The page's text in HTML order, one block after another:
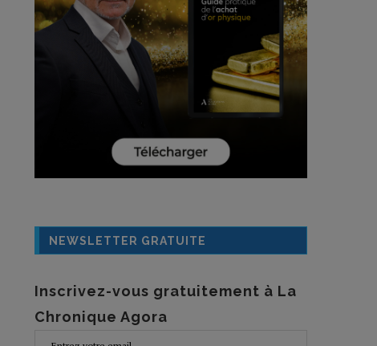
NEWSLETTER GRATUITE
Inscrivez-vous gratuitement à La
Chronique Agora